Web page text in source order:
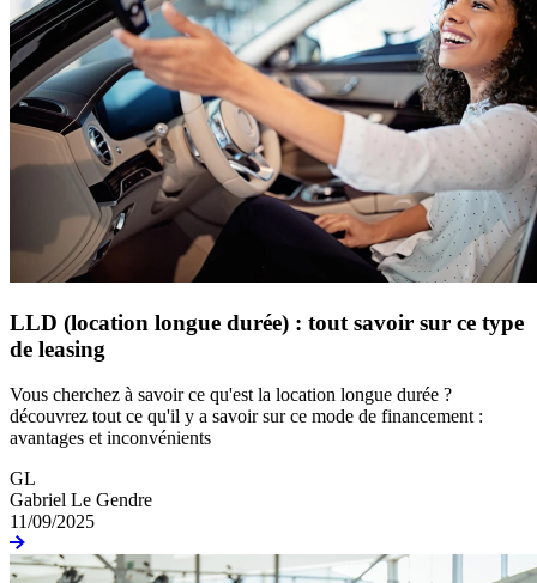
LLD (location longue durée) : tout savoir sur ce type
de leasing
Vous cherchez à savoir ce qu'est la location longue durée ?
découvrez tout ce qu'il y a savoir sur ce mode de financement :
avantages et inconvénients
GL
Gabriel Le Gendre
11/09/2025